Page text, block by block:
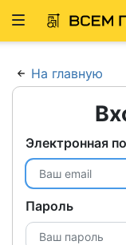
Развернуть
На главную
Электронная
Пароль